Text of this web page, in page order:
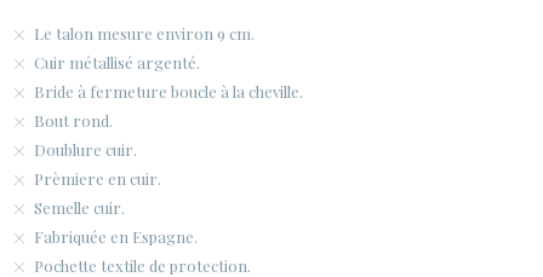
Le talon mesure environ 9 cm.
Cuir métallisé argenté.
Bride à fermeture boucle à la cheville.
Bout rond.
Doublure cuir.
Prèmiere en cuir.
Semelle cuir.
Fabriquée en Espagne.
Pochette textile de protection.